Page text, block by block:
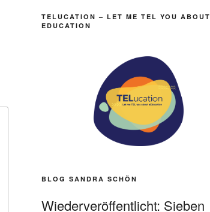
TELUCATION – LET ME TEL YOU ABOUT
EDUCATION
BLOG SANDRA SCHÖN
Wiederveröffentlicht: Sieben